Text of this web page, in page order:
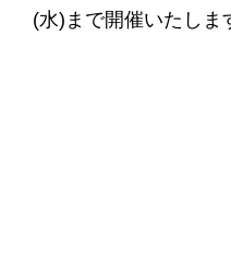
(水)まで開催いたしま